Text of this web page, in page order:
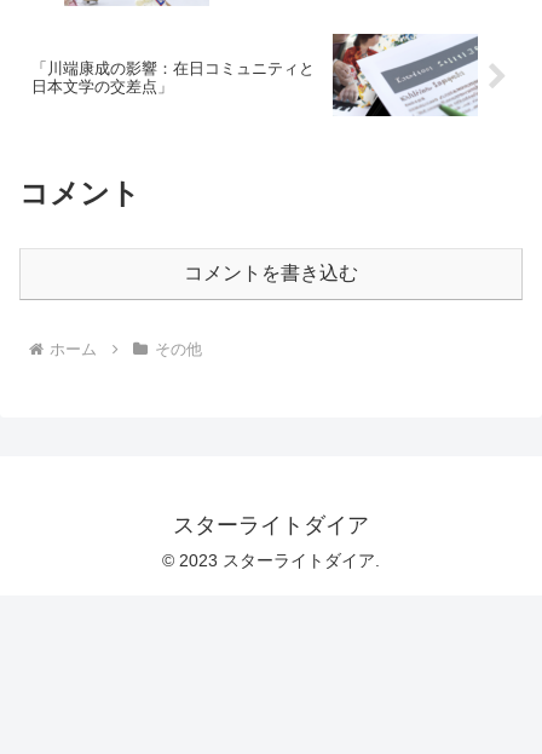
「川端康成の影響：在日コミュニティと
日本文学の交差点」
コメント
コメントを書き込む
ホーム その他
スターライトダイア
© 2023 スターライトダイア.